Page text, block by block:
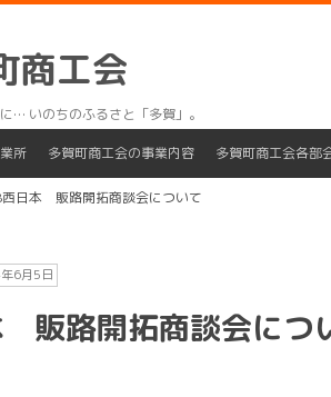
商工会
… いのちのふるさと「多賀」。
所 多賀町商工会の事業内容 多賀町商工会各部
西日本 販路開拓商談会について
6月5日
販路開拓商談会につ